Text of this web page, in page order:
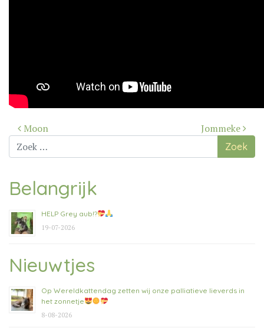
Bericht
navigatie
Moon
Jommeke
Zoek
naar:
Belangrijk
HELP Grey aub!?
19-07-2026
Nieuwtjes
Op Wereldkattendag zetten wij onze palliatieve lieverds in
het zonnetje
8-08-2026